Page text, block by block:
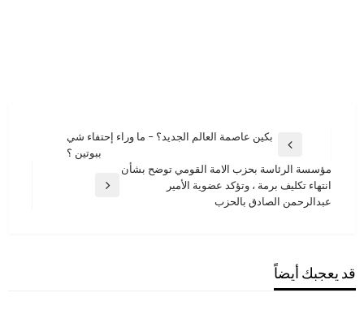
المقالات
المقالة
السابقة
بكين عاصمة العالم الجديد؟ – ما وراء إحتفاء شي
ببوتين ؟
المقالة
التالية
مؤسسة الرئاسة بحزب الامة القومي توضح بشأن
انتهاء تكليف برمة ، وتؤكد عضوية الأمير
عبدالرحمن الصادق بالحزب
قد يعجبك أيضاً